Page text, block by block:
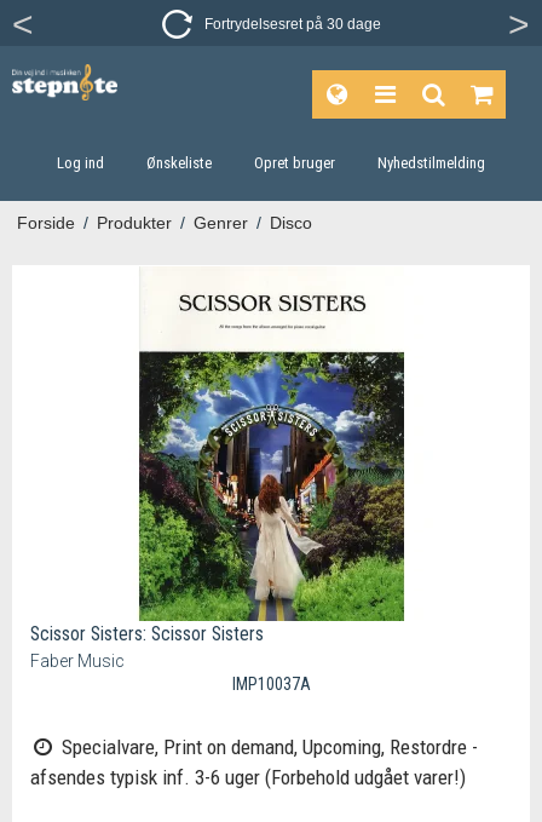
Fortrydelsesret på 30 dage
Log ind Ønskeliste Opret bruger Nyhedstilmelding
Forside / Produkter / Genrer / Disco
Scissor Sisters: Scissor Sisters
Faber Music
IMP10037A
Specialvare, Print on demand, Upcoming, Restordre -
afsendes typisk inf. 3-6 uger (Forbehold udgået varer!)